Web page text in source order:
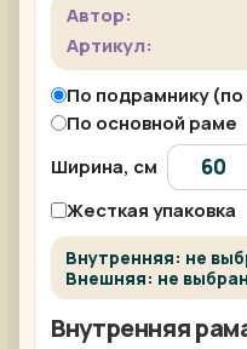
Автор:
Артикул:
По подрамнику
По основной раме
Ширина, см
Жесткая упаковка
Внутренняя: не
Внешняя: не
Внутренняя